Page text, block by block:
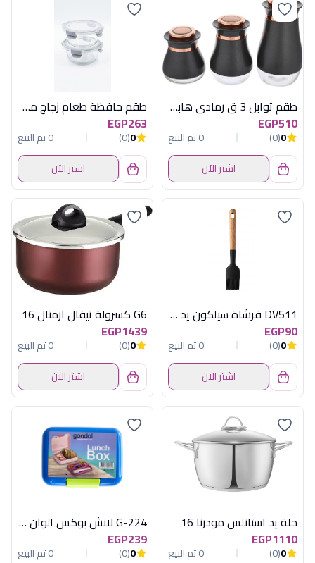
طقم توابل 3 ق رمادى هابى هوم
EGP510
0
(0)
0 تم البيع
اشترِ الآن
طقم حافظة طعام زجاج مدور قطعتين 34 أونصة أكسفورد - 3CC095-0CL
EGP263
0
(0)
0 تم البيع
اشترِ الآن
DV511 فرشاة سيلكون يد خشب ديفا
EGP90
0
(0)
0 تم البيع
اشترِ الآن
G6 كسرولة تيفال ارمتال 16
EGP1439
0
(0)
0 تم البيع
اشترِ الآن
حلة يد استانلس مودرنا 16
EGP1110
0
(0)
0 تم البيع
G-224 لانش بوكس الوان جوندول
EGP239
0
(0)
0 تم البيع